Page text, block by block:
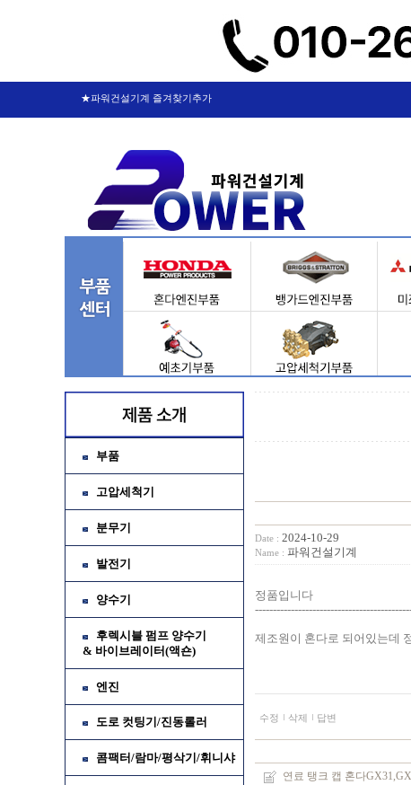
★파워건설기계 즐겨찾기추가
부품
고압세척기
분무기
발전기
양수기
후렉시블 펌프 양수기
& 바이브레이터(액숀)
엔진
도로 컷팅기/진동롤러
콤팩터/람마/평삭기/휘니샤
Date : 2024-10-29
Name : 파워건설기계
정품입니다
제조원이 혼다로 되어있는데
수정 삭제 답변
연료 탱크 캡 혼다